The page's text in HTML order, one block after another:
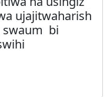
ujajitwaharish
swaum bi